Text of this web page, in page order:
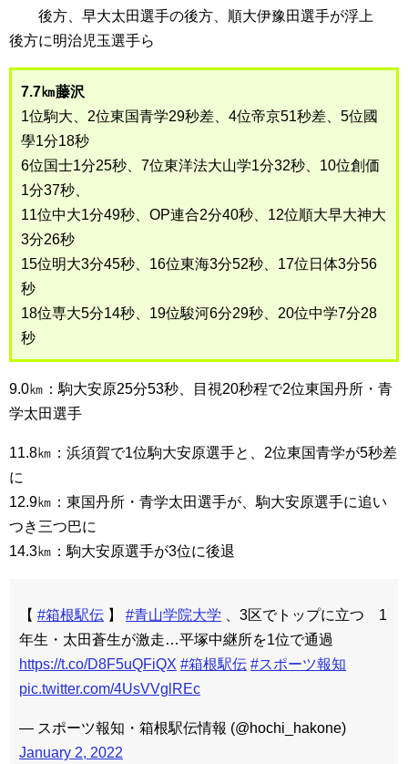
後方、早大太田選手の後方、順大伊豫田選手が浮上
後方に明治児玉選手ら
7.7㎞藤沢
1位駒大、2位東国青学29秒差、4位帝京51秒差、5位國
學1分18秒
6位国士1分25秒、7位東洋法大山学1分32秒、10位創価
1分37秒、
11位中大1分49秒、OP連合2分40秒、12位順大早大神大
3分26秒
15位明大3分45秒、16位東海3分52秒、17位日体3分56
秒
18位専大5分14秒、19位駿河6分29秒、20位中学7分28
秒
9.0㎞：駒大安原25分53秒、目視20秒程で2位東国丹所・青
学太田選手
11.8㎞：浜須賀で1位駒大安原選手と、2位東国青学が5秒差
に
12.9㎞：東国丹所・青学太田選手が、駒大安原選手に追い
つき三つ巴に
14.3㎞：駒大安原選手が3位に後退
【 #箱根駅伝 】 #青山学院大学 、3区でトップに立つ 1
年生・太田蒼生が激走…平塚中継所を1位で通過
https://t.co/D8F5uQFiQX #箱根駅伝 #スポーツ報知
pic.twitter.com/4UsVVglREc
— スポーツ報知・箱根駅伝情報 (@hochi_hakone)
January 2, 2022